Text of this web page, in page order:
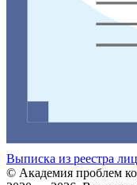
Выписка из реестра
© Академия проблем